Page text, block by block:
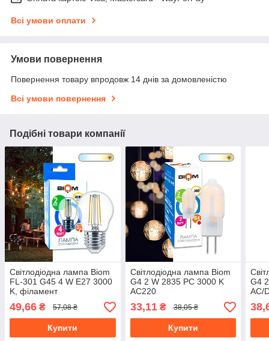
Всі умови оплати
Умови повернення
Повернення товару впродовж 14 днів за домовленістю
Всі умови повернення
Подібні товари компанії
Світлодіодна лампа Biom
FL-301 G45 4 W E27 3000
K, філамент
49,66 ₴ 57,08 ₴
Купити
Світлодіодна лампа Biom
G4 2 W 2835 PC 3000 K
AC220
33,11₴ 38,05 ₴
Купити
G4
AC/